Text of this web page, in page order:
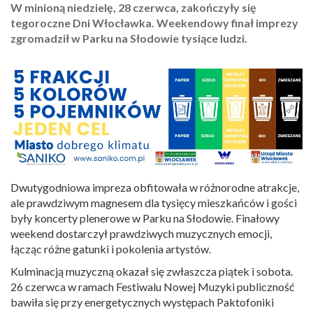
W minioną niedzielę, 28 czerwca, zakończyły się
tegoroczne Dni Włocławka. Weekendowy finał imprezy
zgromadził w Parku na Słodowie tysiące ludzi.
Dwutygodniowa impreza obfitowała w różnorodne atrakcje,
ale prawdziwym magnesem dla tysięcy mieszkańców i gości
były koncerty plenerowe w Parku na Słodowie. Finałowy
weekend dostarczył prawdziwych muzycznych emocji,
łącząc różne gatunki i pokolenia artystów.
Kulminacją muzyczną okazał się zwłaszcza piątek i sobota.
26 czerwca w ramach Festiwalu Nowej Muzyki publiczność
bawiła się przy energetycznych występach Paktofoniki